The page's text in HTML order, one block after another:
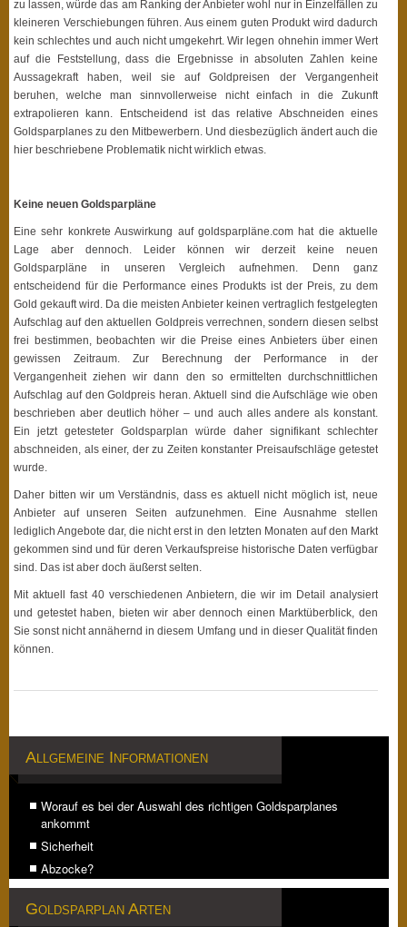
zu lassen, würde das am Ranking der Anbieter wohl nur in Einzelfällen zu
kleineren Verschiebungen führen. Aus einem guten Produkt wird dadurch
kein schlechtes und auch nicht umgekehrt. Wir legen ohnehin immer Wert
auf die Feststellung, dass die Ergebnisse in absoluten Zahlen keine
Aussagekraft haben, weil sie auf Goldpreisen der Vergangenheit
beruhen, welche man sinnvollerweise nicht einfach in die Zukunft
extrapolieren kann. Entscheidend ist das relative Abschneiden eines
Goldsparplanes zu den Mitbewerbern. Und diesbezüglich ändert auch die
hier beschriebene Problematik nicht wirklich etwas.
Keine neuen Goldsparpläne
Eine sehr konkrete Auswirkung auf goldsparpläne.com hat die aktuelle
Lage aber dennoch. Leider können wir derzeit keine neuen
Goldsparpläne in unseren Vergleich aufnehmen. Denn ganz
entscheidend für die Performance eines Produkts ist der Preis, zu dem
Gold gekauft wird. Da die meisten Anbieter keinen vertraglich festgelegten
Aufschlag auf den aktuellen Goldpreis verrechnen, sondern diesen selbst
frei bestimmen, beobachten wir die Preise eines Anbieters über einen
gewissen Zeitraum. Zur Berechnung der Performance in der
Vergangenheit ziehen wir dann den so ermittelten durchschnittlichen
Aufschlag auf den Goldpreis heran. Aktuell sind die Aufschläge wie oben
beschrieben aber deutlich höher – und auch alles andere als konstant.
Ein jetzt getesteter Goldsparplan würde daher signifikant schlechter
abschneiden, als einer, der zu Zeiten konstanter Preisaufschläge getestet
wurde.
Daher bitten wir um Verständnis, dass es aktuell nicht möglich ist, neue
Anbieter auf unseren Seiten aufzunehmen. Eine Ausnahme stellen
lediglich Angebote dar, die nicht erst in den letzten Monaten auf den Markt
gekommen sind und für deren Verkaufspreise historische Daten verfügbar
sind. Das ist aber doch äußerst selten.
Mit aktuell fast 40 verschiedenen Anbietern, die wir im Detail analysiert
und getestet haben, bieten wir aber dennoch einen Marktüberblick, den
Sie sonst nicht annähernd in diesem Umfang und in dieser Qualität finden
können.
Allgemeine Informationen
Worauf es bei der Auswahl des richtigen Goldsparplanes
ankommt
Sicherheit
Abzocke?
Goldsparplan Arten